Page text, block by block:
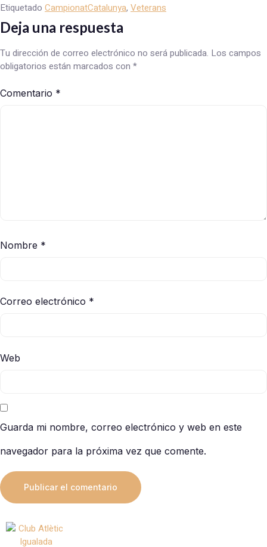
Etiquetado CampionatCatalunya, Veterans
Deja una respuesta
Tu dirección de correo electrónico no será publicada. Los campos
obligatorios están marcados con *
Comentario *
Nombre *
Correo electrónico *
Web
Guarda mi nombre, correo electrónico y web en este
navegador para la próxima vez que comente.